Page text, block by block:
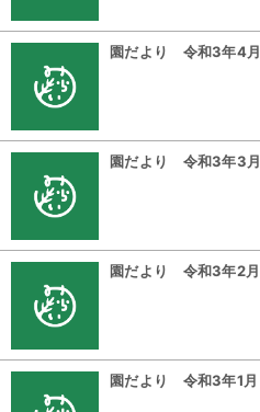
園だより 令和3年4月
園だより 令和3年3月
園だより 令和3年2月
園だより 令和3年1月